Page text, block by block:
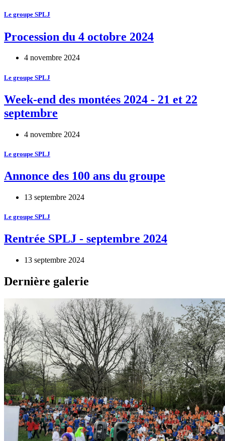
Le groupe SPLJ
Procession du 4 octobre 2024
4 novembre 2024
Le groupe SPLJ
Week-end des montées 2024 - 21 et 22
septembre
4 novembre 2024
Le groupe SPLJ
Annonce des 100 ans du groupe
13 septembre 2024
Le groupe SPLJ
Rentrée SPLJ - septembre 2024
13 septembre 2024
Dernière galerie